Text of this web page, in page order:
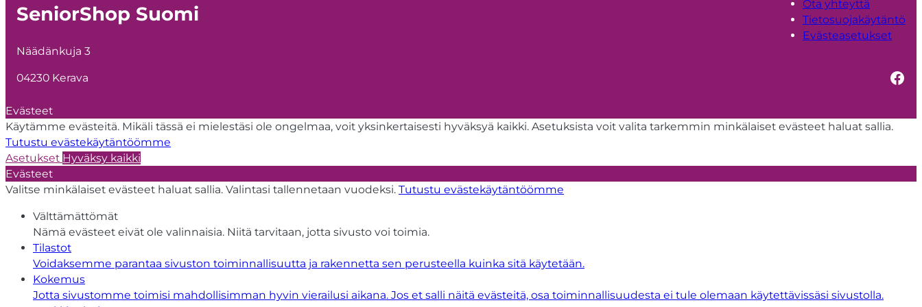
SeniorShop Suomi
Näädänkuja 3
04230 Kerava
Ota yhteyttä
Tietosuojakäytäntö
Evästeasetukset
Evästeet
Käytämme evästeitä. Mikäli tässä ei mielestäsi ole ongelmaa, voit yksinkertaisesti hyväksyä kaikki. Asetuksista voit valita tarkemmin minkälaiset evästeet haluat sallia.
Tutustu evästekäytäntöömme
Asetukset Hyväksy kaikki
Evästeet
Valitse minkälaiset evästeet haluat sallia. Valintasi tallennetaan vuodeksi. Tutustu evästekäytäntöömme
Välttämättömät
Nämä evästeet eivät ole valinnaisia. Niitä tarvitaan, jotta sivusto voi toimia.
Tilastot
Voidaksemme parantaa sivuston toiminnallisuutta ja rakennetta sen perusteella kuinka sitä käytetään.
Kokemus
Jotta sivustomme toimisi mahdollisimman hyvin vierailusi aikana. Jos et salli näitä evästeitä, osa toiminnallisuudesta ei tule olemaan käytettävissäsi sivustolla.